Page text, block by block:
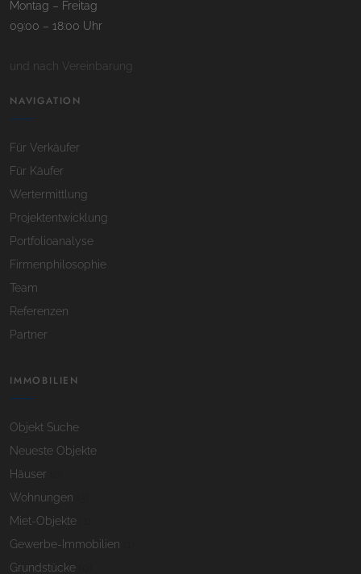
Montag – Freitag
09:00 – 18:00 Uhr
und nach Vereinbarung
NAVIGATION
Für Verkäufer
Für Käufer
Wertermittlung
Projektentwicklung
Portfolioanalyse
Firmenphilosophie
Team
Referenzen
Partner
IMMOBILIEN
Objekt Suche
Neueste Objekte
Häuser
Wohnungen
Miet-Objekte
Gewerbe-Immobilien
Grundstücke